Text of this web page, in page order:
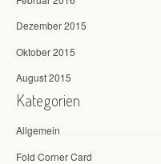
Dezember 2015
Oktober 2015
August 2015
Kategorien
Allgemein
Fold Corner Card